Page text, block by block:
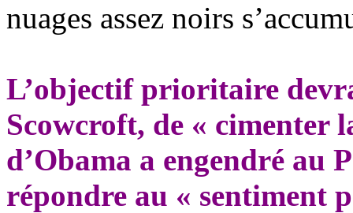
nuages assez noirs
L’objectif prioritaire
Scowcroft, de « cimenter
d’Obama a engendré au
répondre au « sentiment